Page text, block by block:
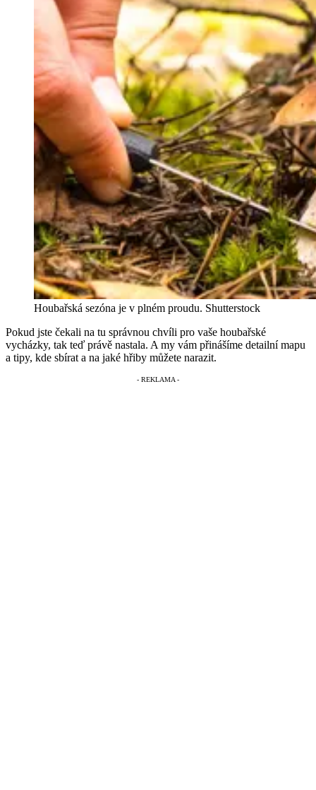
Houbařská sezóna je v plném proudu. Shutterstock
Pokud jste čekali na tu správnou chvíli pro vaše houbařské
vycházky, tak teď právě nastala. A my vám přinášíme detailní mapu
a tipy, kde sbírat a na jaké hřiby můžete narazit.